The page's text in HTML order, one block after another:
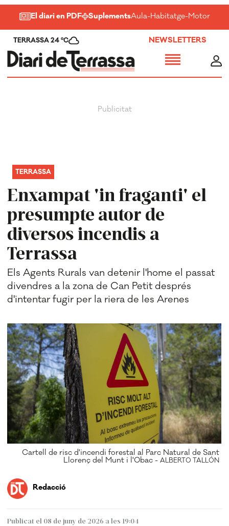
El diari en PDF SuplementsAula-Habitatge-Motor-
TERRASSA 24 ºC NEWSLETTERS
Enxampat 'in fraganti' el
presumpte autor de
diversos incendis a
Terrassa
TERRASSA
Els Agents Rurals van detenir l'home el passat
divendres a la zona de Can Petit després
d'intentar fugir per la riera de les Arenes
Cartell de risc d'incendi forestal al Parc Natural de Sant
Llorenç del Munt i l'Obac -ALBERTO TALLÓN
Redacció
Publicat el 08 de juny de 2026 a les 19:04